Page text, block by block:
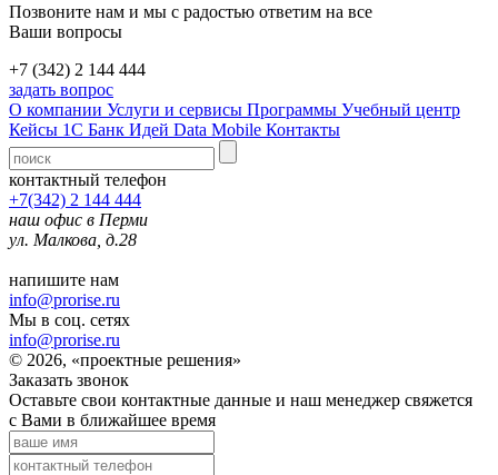
Позвоните нам и мы с радостью ответим на все
Ваши вопросы
+7 (342) 2 144 444
задать вопрос
О компании Услуги и сервисы Программы Учебный центр
Кейсы 1С Банк Идей Data Mobile Контакты
контактный телефон
+7(342) 2 144 444
наш офис в Перми
ул. Малкова, д.28
напишите нам
info@prorise.ru
Мы в соц. сетях
info@prorise.ru
© 2026, «проектные решения»
Заказать звонок
Оставьте свои контактные данные и наш менеджер свяжется
с Вами в ближайшее время